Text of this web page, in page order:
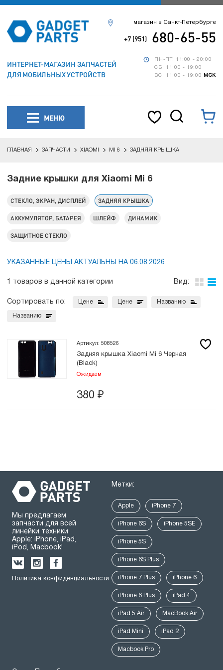
ИНТЕРНЕТ-МАГАЗИН ЗАПЧАСТЕЙ
ДЛЯ МОБИЛЬНЫХ УСТРОЙСТВ
ПН-ПТ: 11:00 - 20:00
СБ: 11:00 - 19:00
ВС: 11:00 - 19:00
МСК
магазин в Санкт-Петербурге
+7 (951) 680-65-55
МЕНЮ
ГЛАВНАЯ ЗАПЧАСТИ XIAOMI MI 6 ЗАДНЯЯ КРЫШКА
Задние крышки для Xiaomi Mi 6
СТЕКЛО, ЭКРАН, ДИСПЛЕЙ ЗАДНЯЯ КРЫШКА
АККУМУЛЯТОР, БАТАРЕЯ ШЛЕЙФ ДИНАМИК
ЗАЩИТНОЕ СТЕКЛО
УКАЗАННЫЕ ЦЕНЫ АКТУАЛЬНЫ НА 06.08.2026
1 товаров в данной категории Вид:
Сортировать по: Цене Цене Названию
Названию
Артикул: 508526
Задняя крышка Xiaomi Mi 6 Черная
(Black)
Ожидаем
380 ₽
Мы предлагаем
запчасти для всей
линейки техники
Apple: iPhone, iPad,
iPod, Macbook!
Политика конфиденциальности
Метки:
Apple iPhone 7
iPhone 6S iPhone 5SE
iPhone 5S
iPhone 6S Plus
iPhone 7 Plus iPhone 6
iPhone 6 Plus iPad 4
iPad 5 Air MacBook Air
iPad Mini iPad 2
Macbook Pro